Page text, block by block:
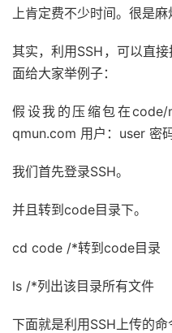
上肯定费不少时间。很是麻
其实，利用SSH，可以直
面给大家举例子：
假设我的压缩包在
qmun.com 用户：user 密
我们首先登录SSH。
并且转到code目录下。
cd code /*转到code目录
ls /*列出该目录所有文件
下面就是利用SSH上传的命